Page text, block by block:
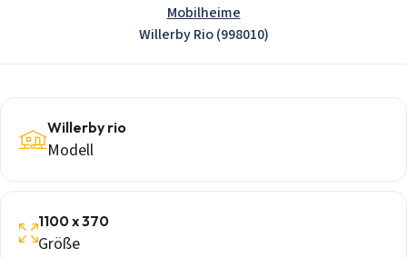
Mobilheime
Willerby Rio (998010)
Willerby rio
Modell
1100 x 370
Größe